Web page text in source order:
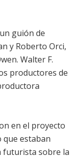
guión de
y Roberto Orci,
Walter F.
productores de
en el proyecto
que estaban
futurista sobre la